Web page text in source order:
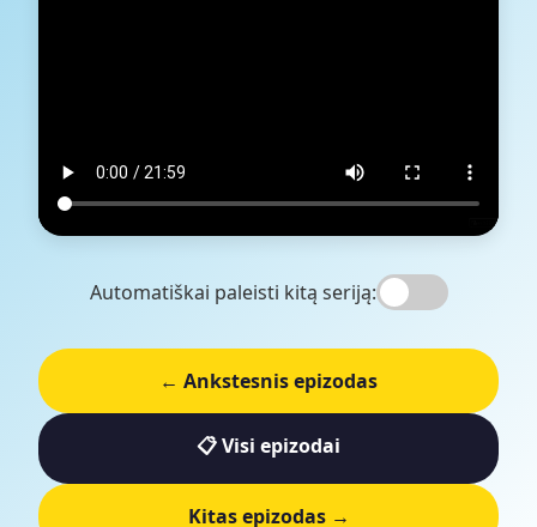
Automatiškai paleisti kitą seriją:
← Ankstesnis epizodas
📋 Visi epizodai
Kitas epizodas →